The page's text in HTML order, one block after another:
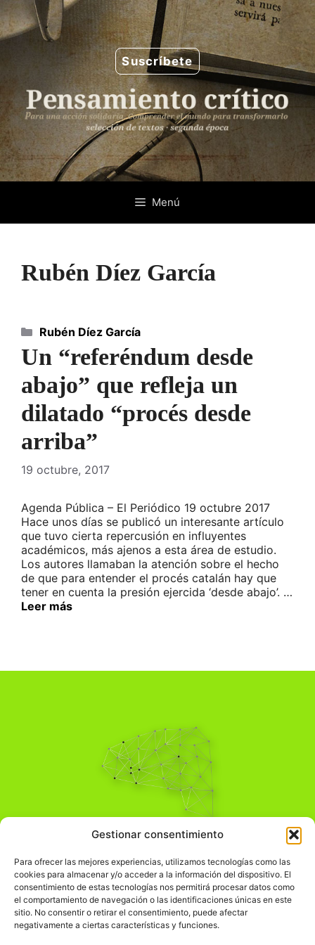
Gestionar consentimiento
Para ofrecer las mejores experiencias, utilizamos tecnologías como las
cookies para almacenar y/o acceder a la información del dispositivo. El
consentimiento de estas tecnologías nos permitirá procesar datos como
el comportamiento de navegación o las identificaciones únicas en este
sitio. No consentir o retirar el consentimiento, puede afectar
negativamente a ciertas características y funciones.
Saltar
al
contenido
Suscríbete
Menú
Rubén Díez García
Un “referéndum desde
abajo” que refleja un
dilatado “procés desde
arriba”
19 octubre, 2017
Agenda Pública – El Periódico 19 octubre 2017
Hace unos días se publicó un interesante artículo
que tuvo cierta repercusión en influyentes
académicos, más ajenos a esta área de estudio.
Los autores llamaban la atención sobre el hecho
de que para entender el procés catalán hay que
tener en cuenta la presión ejercida ‘desde abajo’. …
Leer más
Categorías
Rubén Díez García
Pensamiento Crítico
Comprender el mundo para transformarlo.
Información Legal